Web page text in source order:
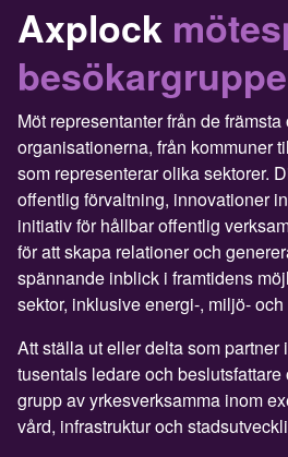
Axplock
Möt representanter från de
organisationerna, från kommuner
som representerar olika sektorer.
offentlig förvaltning, innovationer
initiativ för hållbar offentlig
för att skapa relationer och
spännande inblick i framtidens
sektor, inklusive energi-, miljö-
Att ställa ut eller delta som partner
tusentals ledare och
grupp av yrkesverksamma inom
vård, infrastruktur och